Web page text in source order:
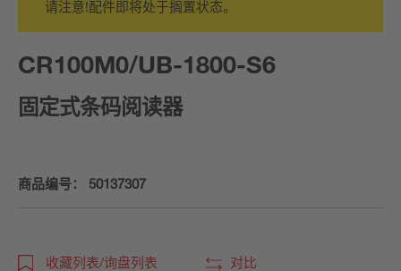
请注意!配件即将处于搁置状态。
CR100M0/UB-1800-S6
固定式条码阅读器
商品编号： 50137307
收藏列表/询盘列表 对比